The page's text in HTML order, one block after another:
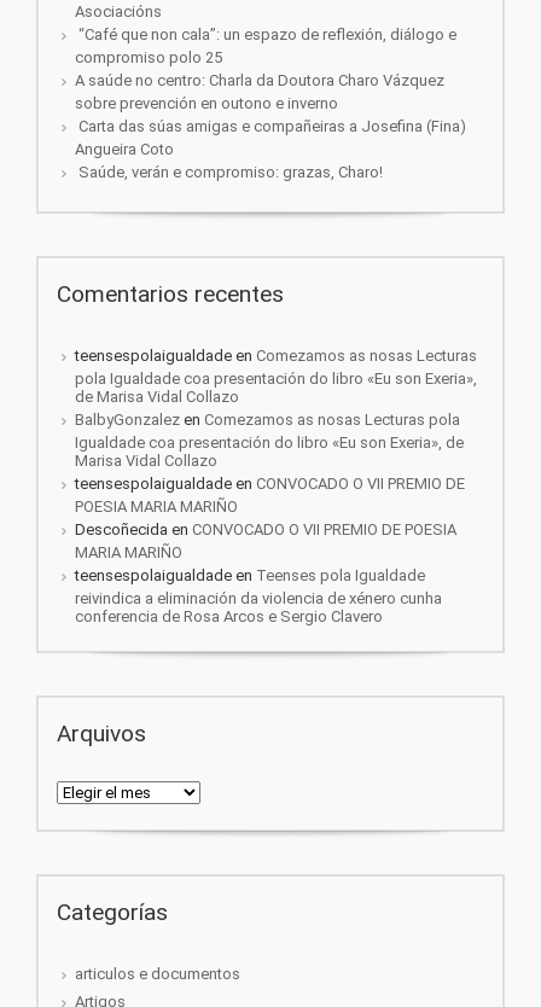
Asociacións
“Café que non cala”: un espazo de reflexión, diálogo e
compromiso polo 25
A saúde no centro: Charla da Doutora Charo Vázquez
sobre prevención en outono e inverno
Carta das súas amigas e compañeiras a Josefina (Fina)
Angueira Coto
Saúde, verán e compromiso: grazas, Charo!
Comentarios recentes
teensespolaigualdade en Comezamos as nosas Lecturas
pola Igualdade coa presentación do libro «Eu son Exeria»,
de Marisa Vidal Collazo
BalbyGonzalez en Comezamos as nosas Lecturas pola
Igualdade coa presentación do libro «Eu son Exeria», de
Marisa Vidal Collazo
teensespolaigualdade en CONVOCADO O VII PREMIO DE
POESIA MARIA MARIÑO
Descoñecida en CONVOCADO O VII PREMIO DE POESIA
MARIA MARIÑO
teensespolaigualdade en Teenses pola Igualdade
reivindica a eliminación da violencia de xénero cunha
conferencia de Rosa Arcos e Sergio Clavero
Arquivos
Arquivos
Categorías
articulos e documentos
Artigos